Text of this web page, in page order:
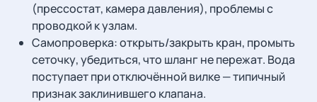
(прессостат, камера давления), проблемы с
проводкой к узлам.
Самопроверка: открыть/закрыть кран, промыть
сеточку, убедиться, что шланг не пережат. Вода
поступает при отключённой вилке — типичный
признак заклинившего клапана.